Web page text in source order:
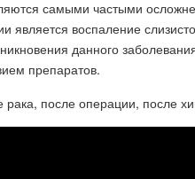
самыми частыми
является воспаление
данного
препаратов.
после операции, после